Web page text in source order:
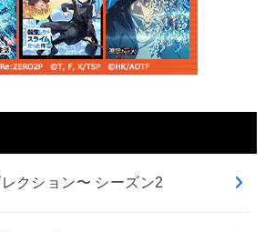
クション〜 シーズン2